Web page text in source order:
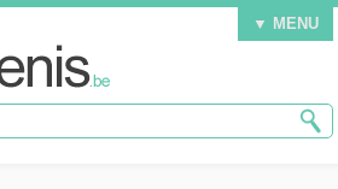
▼ MENU